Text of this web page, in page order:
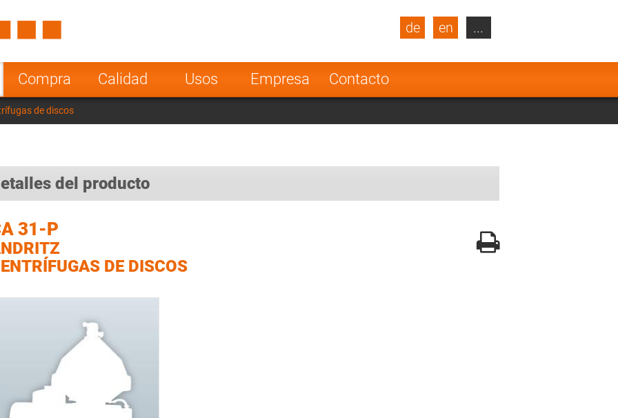
Compra Calidad Usos Empresa Contacto
de en
Turkey
Poland Norway
Netherlands
Greece
...
de discos
del producto
31-P
DE DISCOS